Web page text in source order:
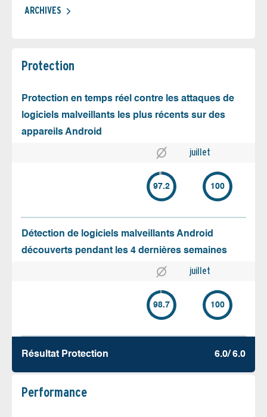
ARCHIVES
Protection
Protection en temps réel contre les attaques de
logiciels malveillants les plus récents sur des
appareils Android
juillet
97.2 100
Détection de logiciels malveillants Android
découverts pendant les 4 dernières semaines
juillet
98.7 100
Résultat Protection 6.0/ 6.0
Performance